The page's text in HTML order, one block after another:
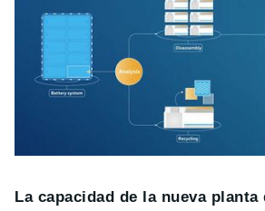
La capacidad de la nueva